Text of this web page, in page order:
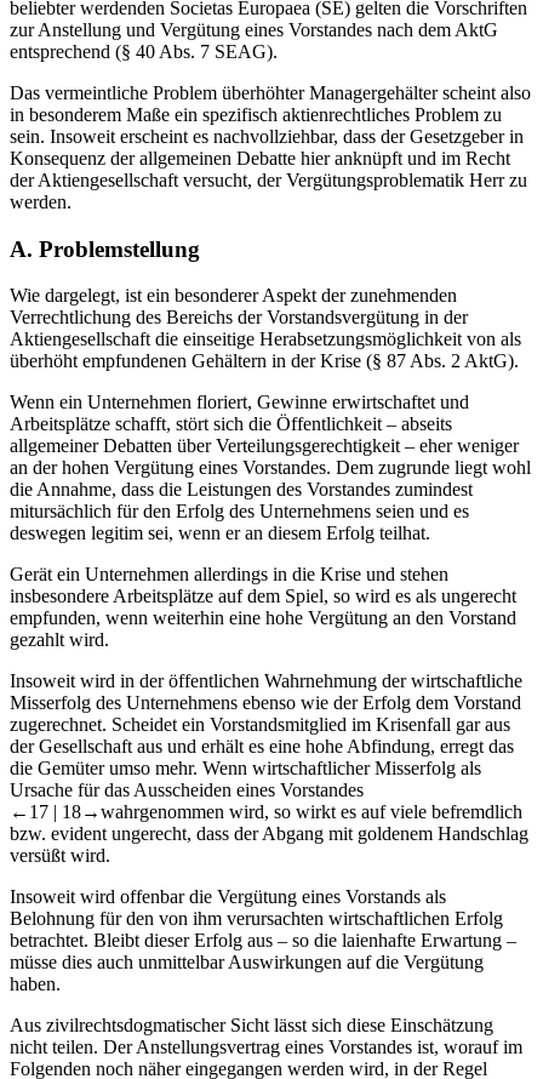
Diese Großunternehmen sind in aller Regel in der Rechtsform der
Aktiengesellschaft (AG) organisiert. Bei der inzwischen immer
zur Anstellung und Vergütung eines Vorstandes nach dem AktG
entsprechend (§ 40 Abs. 7 SEAG).
Das vermeintliche Problem überhöhter Managergehälter scheint also
in besonderem Maße ein spezifisch aktienrechtliches Problem zu
sein. Insoweit erscheint es nachvollziehbar, dass der Gesetzgeber in
der Aktiengesellschaft versucht, der Vergütungsproblematik Herr zu
A.Problemstellung
Wie dargelegt, ist ein besonderer Aspekt der zunehmenden
Aktiengesellschaft die einseitige Herabsetzungsmöglichkeit von als
überhöht empfundenen Gehältern in der Krise (§ 87 Abs. 2 AktG).
Wenn ein Unternehmen floriert, Gewinne erwirtschaftet und
Arbeitsplätze schafft, stört sich die Öffentlichkeit – abseits
allgemeiner Debatten über Verteilungsgerechtigkeit – eher weniger
an der hohen Vergütung eines Vorstandes. Dem zugrunde liegt wohl
mitursächlich für den Erfolg des Unternehmens seien und es
deswegen legitim sei, wenn er an diesem Erfolg teilhat.
Gerät ein Unternehmen allerdings in die Krise und stehen
empfunden, wenn weiterhin eine hohe Vergütung an den Vorstand
gezahlt wird.
Insoweit wird in der öffentlichen Wahrnehmung der wirtschaftliche
Misserfolg des Unternehmens ebenso wie der Erfolg dem Vorstand
zugerechnet. Scheidet ein Vorstandsmitglied im Krisenfall gar aus
der Gesellschaft aus und erhält es eine hohe Abfindung, erregt das
die Gemüter umso mehr. Wenn wirtschaftlicher Misserfolg als
Ursache für das Ausscheiden eines Vorstandes
bzw. evident ungerecht, dass der Abgang mit goldenem Handschlag
versüßt wird.
Insoweit wird offenbar die Vergütung eines Vorstands als
Belohnung für den von ihm verursachten wirtschaftlichen Erfolg
müsse dies auch unmittelbar Auswirkungen auf die Vergütung
haben.